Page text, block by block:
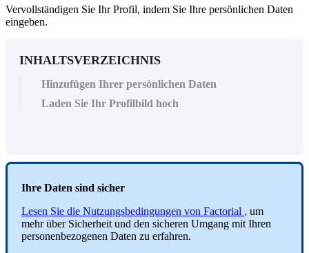
Vervollständigen Sie Ihr Profil, indem Sie Ihre persönlichen Daten
eingeben.
INHALTSVERZEICHNIS
Hinzufügen Ihrer persönlichen Daten
Laden Sie Ihr Profilbild hoch
Ihre Daten sind sicher
Lesen Sie die Nutzungsbedingungen von Factorial , um
mehr über Sicherheit und den sicheren Umgang mit Ihren
personenbezogenen Daten zu erfahren.